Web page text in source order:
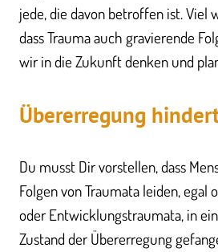
jede, die davon betroffen ist. Viel
dass Trauma auch gravierende
wir in die Zukunft denken und
Übererregung
Du musst Dir vorstellen, dass
Folgen von Traumata leiden, egal
oder Entwicklungstraumata, in
Zustand der Übererregung